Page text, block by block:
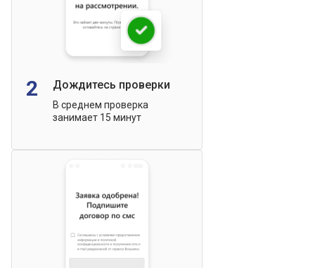
2 Дождитесь проверки
В среднем проверка
занимает 15 минут